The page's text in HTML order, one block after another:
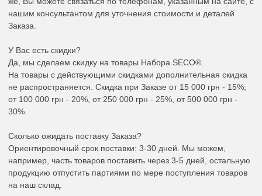
нашим консультантом для уточнения стоимости и деталей
Заказа.
У Вас есть скидки?
Да, мы сделаем скидку на товары Набора SECO®.
На товары с действующими скидками дополнительная скидка
не распространяется. Скидка при Заказе от 15 000 грн - 15%;
от 100 000 грн - 20%, от 250 000 грн - 25%, от 500 000 грн -
30%.
Сколько ожидать поставку Заказа?
Ориентировочный срок поставки: 3-30 дней. Мы можем,
например, часть товаров поставить через 3-5 дней, остальную
продукцию отпустить партиями по мере поступления товаров
на наш склад.